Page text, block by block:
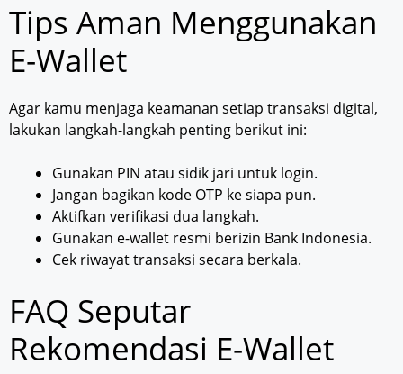
Tips Aman Menggunakan
E-Wallet
Agar kamu menjaga keamanan setiap transaksi digital,
lakukan langkah-langkah penting berikut ini:
Gunakan PIN atau sidik jari untuk login.
Jangan bagikan kode OTP ke siapa pun.
Aktifkan verifikasi dua langkah.
Gunakan e-wallet resmi berizin Bank Indonesia.
Cek riwayat transaksi secara berkala.
FAQ Seputar
Rekomendasi E-Wallet